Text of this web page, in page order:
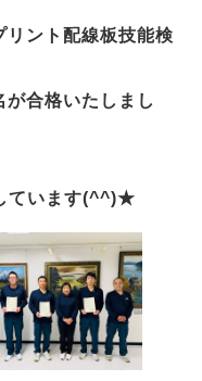
ント配線板技能検
合格いたしまし
ています(^^)★